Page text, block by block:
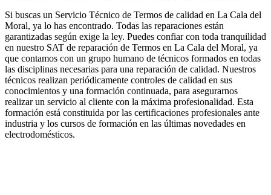
Si buscas un Servicio Técnico de Termos de calidad en La Cala del
Moral, ya lo has encontrado. Todas las reparaciones están
garantizadas según exige la ley. Puedes confiar con toda tranquilidad
en nuestro SAT de reparación de Termos en La Cala del Moral, ya
que contamos con un grupo humano de técnicos formados en todas
las disciplinas necesarias para una reparación de calidad. Nuestros
técnicos realizan periódicamente controles de calidad en sus
conocimientos y una formación continuada, para asegurarnos
realizar un servicio al cliente con la máxima profesionalidad. Esta
formación está constituida por las certificaciones profesionales ante
industria y los cursos de formación en las últimas novedades en
electrodomésticos.